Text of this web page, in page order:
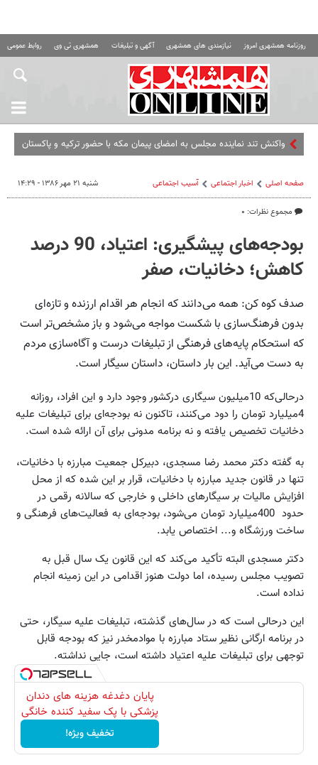
روزنامه همشهری امروز نیازمندی های همشهری آگهی و تبلیغات همشهری تی وی روابط عمومی
واکنش تند نماینده مجلس به امضای پیمان مکه با حضور ترکیه و پاکستان
صفحه اصلی اخبار اجتماعی آسیب اجتماعی
مجموع نظرات: ۰
شنبه ۲۱ مهر ۱۳۸۶ - ۱۴:۲۹
بودجه‌های پیشگیری: اعتیاد، 90 درصد
کاهش‌؛ دخانیات، صفر
صدف کوه کن: همه می‌دانند که انجام هر اقدام ارزنده و تازه‌ای
بدون فرهنگ‌سازی‌ با شکست مواجه می‌شود و باز مشخص‌تر است
که استحکام پایه‌های فرهنگی از تبلیغات درست و آگاه‌سازی‌ مردم
به دست می‌آید. این بار داستان، داستان سیگار است.
درحالی‌که 10میلیون سیگاری درکشور وجود دارد و این افراد، روزانه
4میلیارد تومان را دود می‌کنند، تاکنون نه بودجه‌ای برای تبلیغات علیه
دخانیات تخصیص یافته و نه برنامه مدونی برای آن ارائه شده است.
به گفته دکتر محمد رضا مسجدی، دبیرکل جمعیت مبارزه با دخانیات،
تنها در قانون جدید مبارزه با دخانیات، قرار بر این شده که از محل
افزایش مالیات بر سیگارهای داخلی و خارجی که سالانه رقمی در
حدود 400میلیارد تومان می‌شود، بودجه‌ای به فعالیت‌های فرهنگی و
ساخت ورزشگاه و... اختصاص یابد.
دکتر مسجدی البته تأکید می‌کند که این قانون یک سال قبل به
تصویب مجلس رسیده، اما دولت هنوز اقدامی در این زمینه انجام
نداده است.
این درحالی است که در سال‌های گذشته، تبلیغات علیه سیگار، حتی
در برنامه ارگانی نظیر ستاد مبارزه با مواد‌مخدر نیز که بودجه قابل
توجهی برای تبلیغات علیه اعتیاد داشته است، جایی نداشته.
پایان دغدغه هزینه های دندان
پزشکی با پک سفید کننده خانگی
تخفیف ویژه!